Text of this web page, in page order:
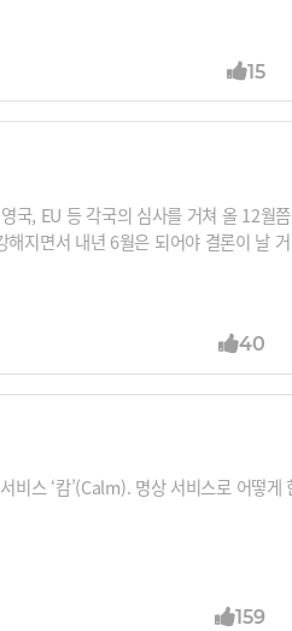
로 그 여정의 경로도 확연히 차이가 난
15
국, EU 등 각국의 심사를 거쳐 올 12월
지면서 내년 6월은 되어야 결론이 날
40
비스 ‘캄’(Calm). 명상 서비스로 어떻게
159